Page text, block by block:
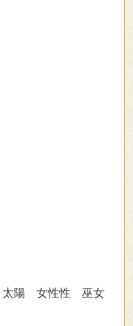
陽 女性性 巫女